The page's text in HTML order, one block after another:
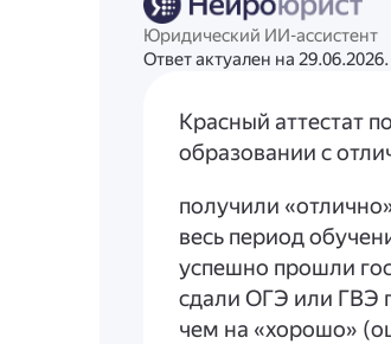
Юридический ИИ-ассистент
Ответ актуален на
Красный аттестат
образовании с
получили
весь период
успешно прошли
сдали ОГЭ или ГВЭ
чем на «хорошо»